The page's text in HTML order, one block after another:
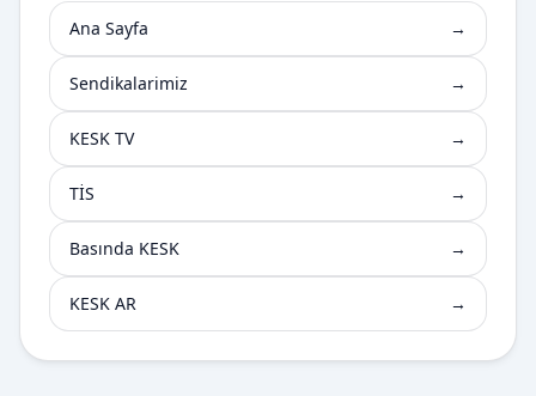
Ana Sayfa →
Sendikalarimiz →
KESK TV →
TİS →
Basında KESK →
KESK AR →